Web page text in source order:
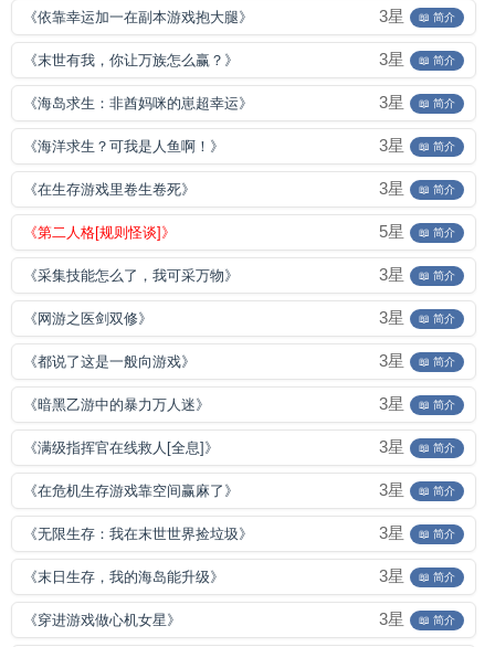
《依靠幸运加一在副本游戏抱大腿》 3星 📖 简介
《末世有我，你让万族怎么赢？》 3星 📖 简介
《海岛求生：非酋妈咪的崽超幸运》 3星 📖 简介
《海洋求生？可我是人鱼啊！》 3星 📖 简介
《在生存游戏里卷生卷死》 3星 📖 简介
《第二人格[规则怪谈]》 5星 📖 简介
《采集技能怎么了，我可采万物》 3星 📖 简介
《网游之医剑双修》 3星 📖 简介
《都说了这是一般向游戏》 3星 📖 简介
《暗黑乙游中的暴力万人迷》 3星 📖 简介
《满级指挥官在线救人[全息]》 3星 📖 简介
《在危机生存游戏靠空间赢麻了》 3星 📖 简介
《无限生存：我在末世世界捡垃圾》 3星 📖 简介
《末日生存，我的海岛能升级》 3星 📖 简介
《穿进游戏做心机女星》 3星 📖 简介